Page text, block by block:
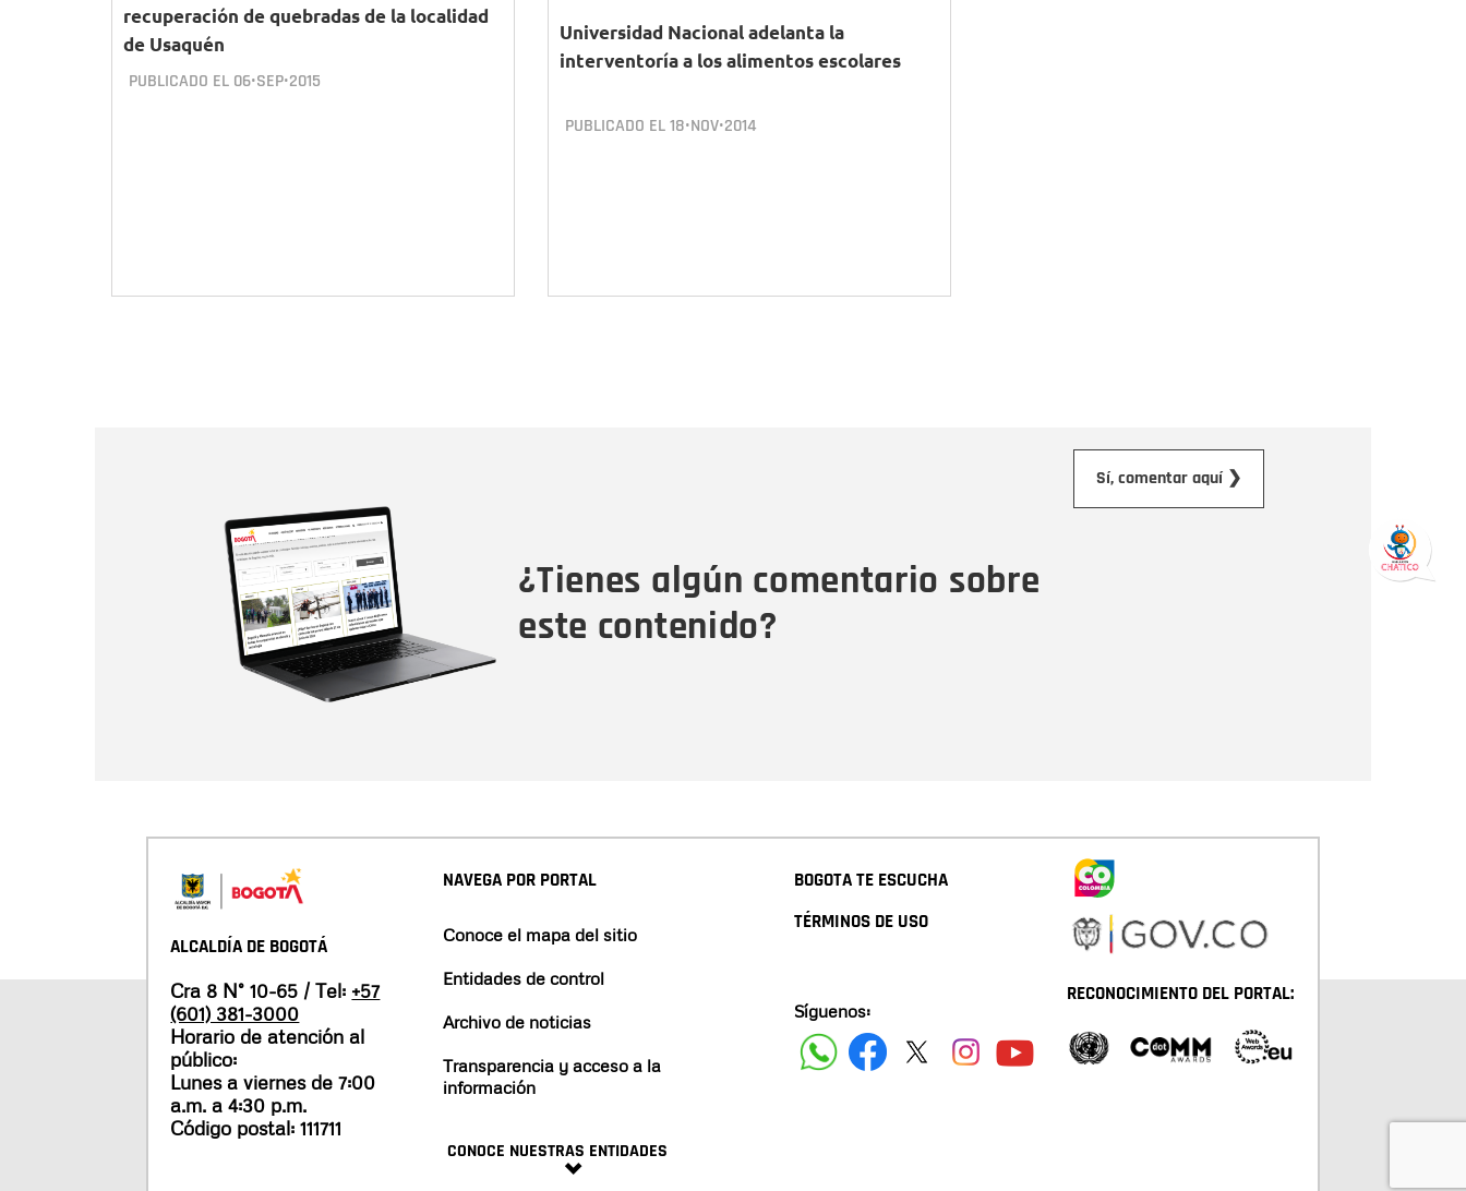
recuperación de quebradas de la localidad
de Usaquén
PUBLICADO EL 06•SEP•2015
Universidad Nacional adelanta la
interventoría a los alimentos escolares
PUBLICADO EL18•NOV•2014
¿Tienes algún comentario sobre
este contenido?
Sí, comentar aquí ❯
ALCALDÍA DE BOGOTÁ
Cra 8 N° 10-65 / Tel: +57
(601) 381-3000
Horario de atención al
público:
Lunes a viernes de 7:00
a.m. a 4:30 p.m.
Código postal: 111711
NAVEGA POR PORTAL
Conoce el mapa del sitio
Entidades de control
Archivo de noticias
Transparencia y acceso a la
información
CONOCE NUESTRAS ENTIDADES
BOGOTA TE ESCUCHA
TÉRMINOS DE USO
Síguenos:
RECONOCIMIENTO DEL PORTAL: